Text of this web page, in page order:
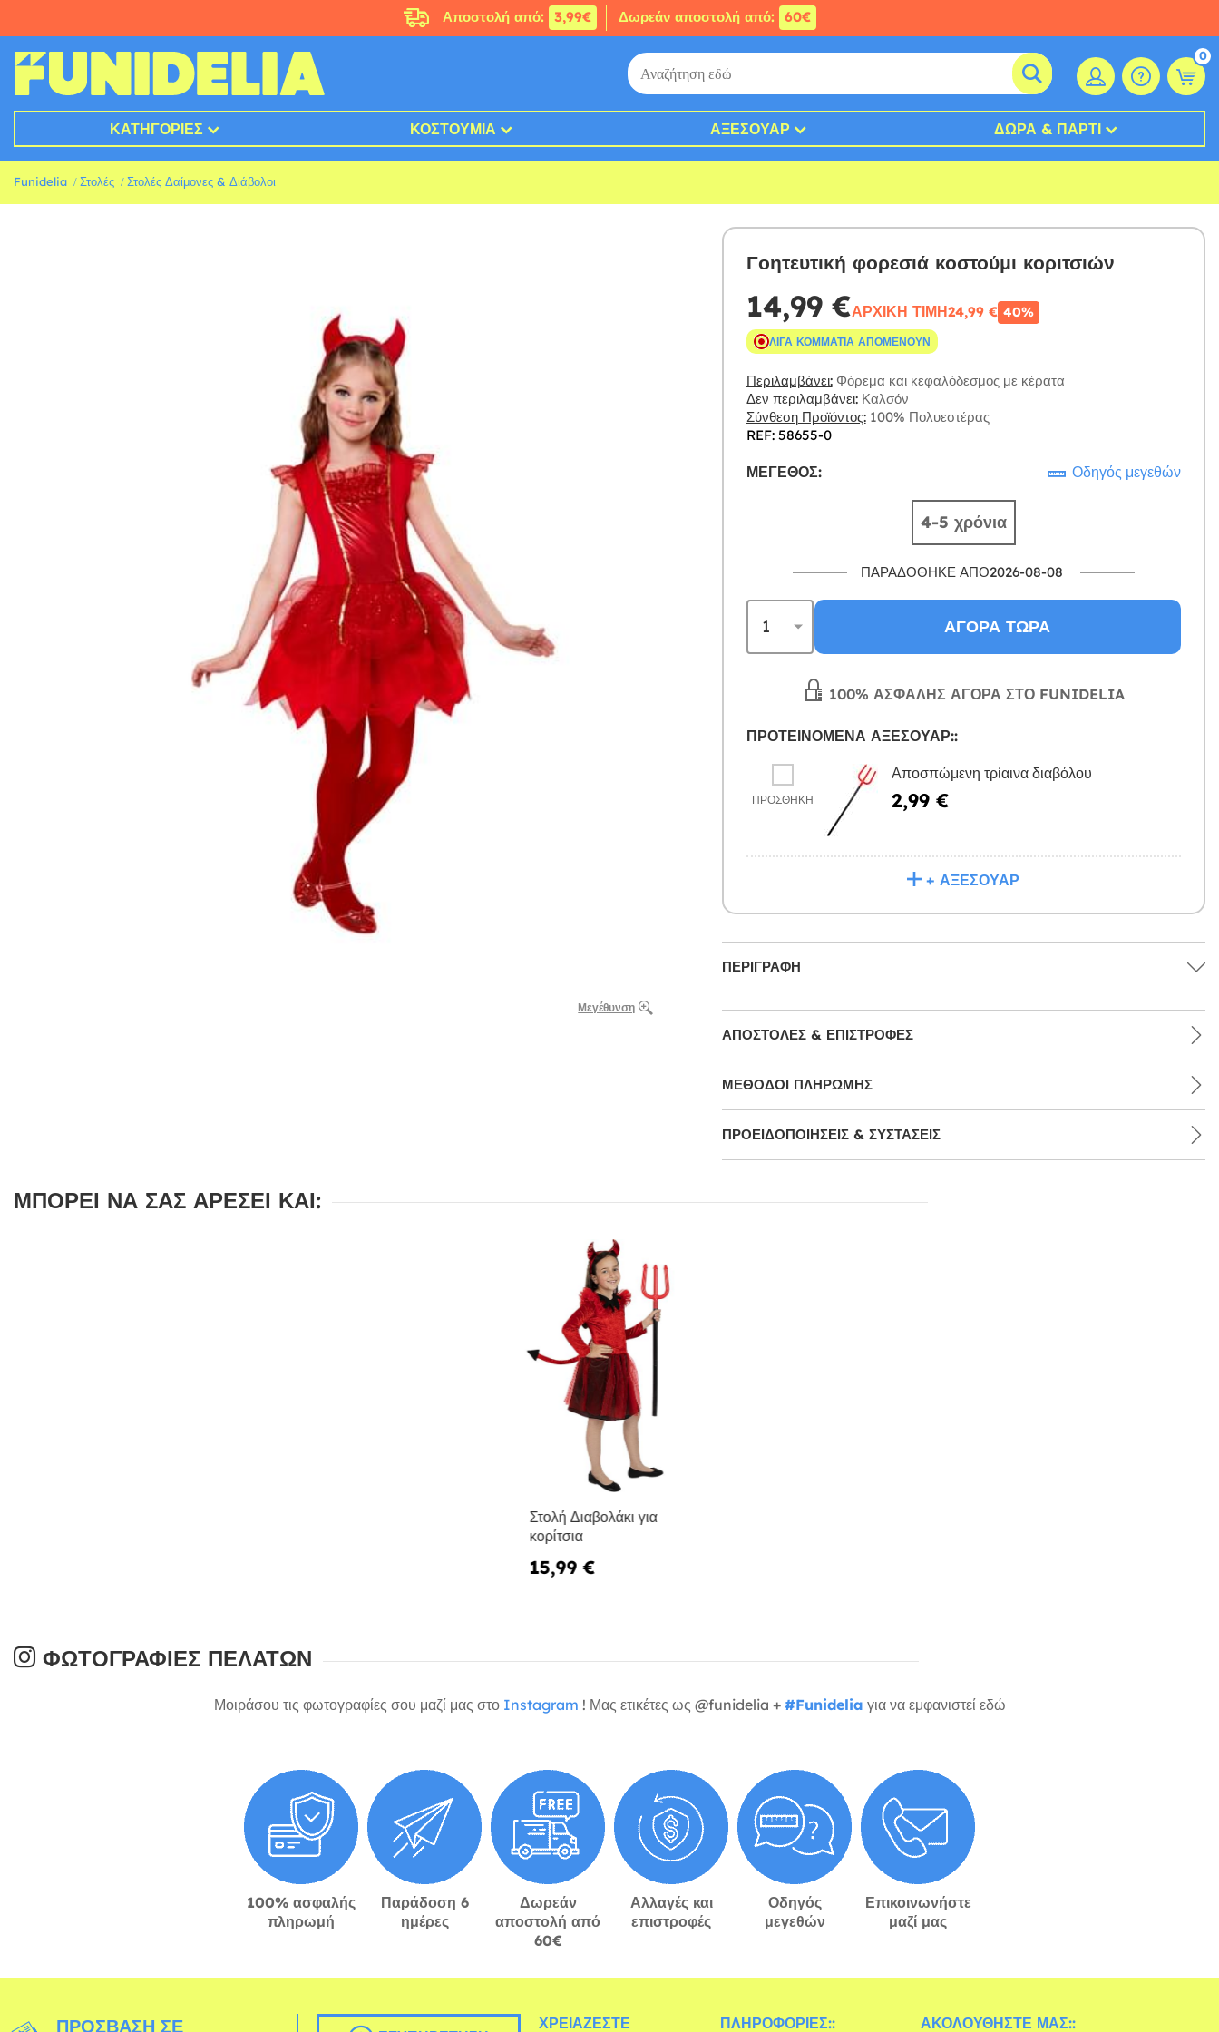
Αποστολή από: 3,99€ Δωρεάν αποστολή από: 60€
0
ΚΑΤΗΓΟΡΊΕΣ ΚΟΣΤΟΎΜΙΑ ΑΞΕΣΟΥΆΡ ΔΏΡΑ & ΠΆΡΤΙ
Funidelia Στολές Στολές Δαίμονες & Διάβολοι
Μεγέθυνση
Γοητευτική φορεσιά κοστούμι κοριτσιών
14,99 €ΑΡΧΙΚΉ ΤΙΜΉ24,99 € 40%
ΛΊΓΑ ΚΟΜΜΆΤΙΑ ΑΠΟΜΈΝΟΥΝ
Περιλαμβάνει:Φόρεμα και κεφαλόδεσμος με κέρατα
Δεν περιλαμβάνει:Καλσόν
Σύνθεση Προϊόντος:100% Πολυεστέρας
REF: 58655-0
ΜΈΓΕΘΟΣ: Οδηγός μεγεθών
4-5 χρόνια
ΠΑΡΑΔΌΘΗΚΕ ΑΠΌ2026-08-08
ΑΓΟΡΆ ΤΏΡΑ
100% ΑΣΦΑΛΉΣ ΑΓΟΡΆ ΣΤΟ FUNIDELIA
ΠΡΟΤΕΙΝΌΜΕΝΑ ΑΞΕΣΟΥΆΡ::
ΠΡΟΣΘΉΚΗ
Αποσπώμενη τρίαινα διαβόλου
2,99 €
+ ΑΞΕΣΟΥΆΡ
ΠΕΡΙΓΡΑΦΉ
ΑΠΟΣΤΟΛΈΣ & ΕΠΙΣΤΡΟΦΈΣ
ΜΕΘΌΔΟΙ ΠΛΗΡΩΜΉΣ
ΠΡΟΕΙΔΟΠΟΙΉΣΕΙΣ & ΣΥΣΤΆΣΕΙΣ
ΜΠΟΡΕΊ ΝΑ ΣΑΣ ΑΡΈΣΕΙ ΚΑΙ:
Στολή Διαβολάκι για
κορίτσια
15,99 €
ΦΩΤΟΓΡΑΦΊΕΣ ΠΕΛΑΤΏΝ
Μοιράσου τις φωτογραφίες σου μαζί μας στο Instagram ! Μας ετικέτες ως @funidelia + #Funidelia για να εμφανιστεί εδώ
100% ασφαλής
πληρωμή
Παράδοση 6
ημέρες
Δωρεάν
αποστολή από
60€
Αλλαγές και
επιστροφές
Οδηγός
μεγεθών
Επικοινωνήστε
μαζί μας
ΠΡΌΣΒΑΣΗ ΣΕ ΧΡΕΙΆΖΕΣΤΕ ΠΛΗΡΟΦΟΡΊΕΣ:: ΑΚΟΛΟΥΘΉΣΤΕ ΜΑΣ::